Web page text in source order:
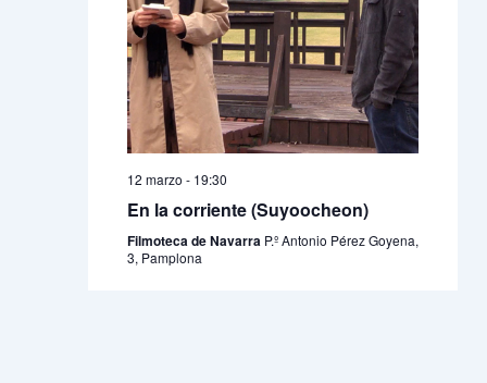
12 marzo - 19:30
En la corriente (Suyoocheon)
Filmoteca de Navarra P.º Antonio Pérez Goyena,
3, Pamplona